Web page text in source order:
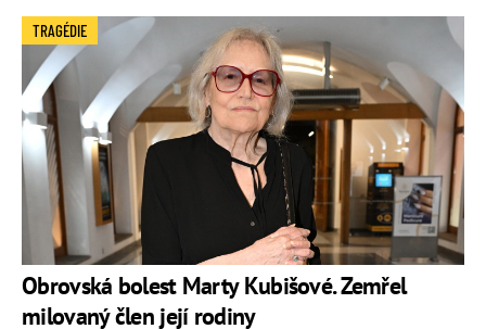
Obrovská bolest Marty Kubišové. Zemřel
milovaný člen její rodiny
TRAGÉDIE